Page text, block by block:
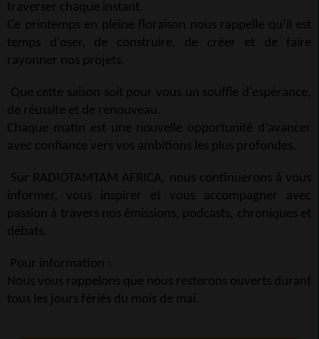
traverser chaque instant.
Ce printemps en pleine floraison nous rappelle qu’il est
temps d’oser, de construire, de créer et de faire
rayonner nos projets.
Que cette saison soit pour vous un souffle d’espérance,
de réussite et de renouveau.
Chaque matin est une nouvelle opportunité d’avancer
avec confiance vers vos ambitions les plus profondes.
Sur RADIOTAMTAM AFRICA, nous continuerons à vous
informer, vous inspirer et vous accompagner avec
passion à travers nos émissions, podcasts, chroniques et
débats.
Pour information :
Nous vous rappelons que nous resterons ouverts durant
tous les jours fériés du mois de mai.